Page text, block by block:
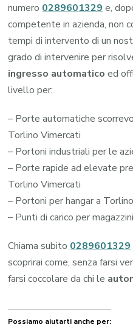
numero 0289601329 e,
competente in azienda, non
tempi di intervento di un
grado di intervenire per
ingresso automatico ed
livello per:
– Porte automatiche
Torlino Vimercati
– Portoni industriali per le
– Porte rapide ad elevate
Torlino Vimercati
– Portoni per hangar a
– Punti di carico per
Chiama subito 0289601329
scoprirai come, senza farsi
farsi coccolare da chi le
Possiamo aiutarti anche per: